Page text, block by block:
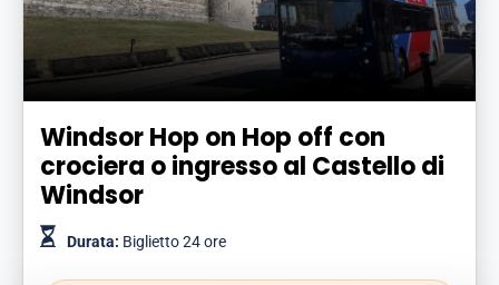
Windsor Hop on Hop off con
crociera o ingresso al Castello di
Windsor
Durata: Biglietto 24 ore